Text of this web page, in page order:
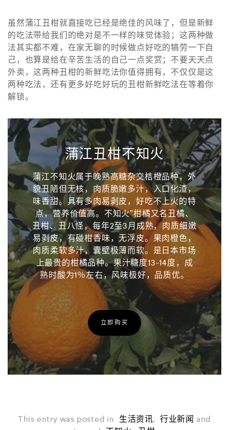
虽然蒲江丑柑就直接吃已经是绝佳的风味了，但是新鲜
的吃法带给我们的绝对是不一样的味觉体验；这两种做
法其实都不难，在家无聊的时候做点好吃的犒劳一下自
己，也算是给在辛苦生活的自己一点奖赏；不要天天点
外卖，这两种丑柑的新鲜吃法你值得拥有，不仅仅是这
两种吃法，还有更多好吃好玩的丑柑新鲜吃法在等着你
解锁。
蒲江丑柑不知火
蒲江不知火属于晚熟高糖杂交桔橙品种，外
貌丑陋但无核，肉质脆嫩多汁，入口化渣，
味香甜。具有多肉易剥皮，好吃不上火的特
点，营养价值高。不知火”柑橘又名丑橘、
丑柑、丑八怪，每年2至3月成熟，肉质细嫩
易剥皮，有碰柑香味，无浮皮。果肉橙色，
肉质柔软多汁，囊壁极薄而软。是日本市场
上最贵的柑橘品种。果汁糖度13-14度，成
熟时酸为1％左右，风味极好，品质优。
立即购买
This entry was posted in 生活资讯, 行业新闻 and